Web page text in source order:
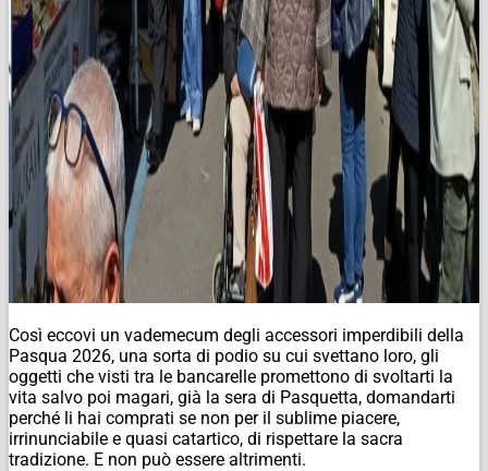
Così eccovi un vademecum degli accessori imperdibili della
Pasqua 2026, una sorta di podio su cui svettano loro, gli
oggetti che visti tra le bancarelle promettono di svoltarti la
vita salvo poi magari, già la sera di Pasquetta, domandarti
perché li hai comprati se non per il sublime piacere,
irrinunciabile e quasi catartico, di rispettare la sacra
tradizione. E non può essere altrimenti.